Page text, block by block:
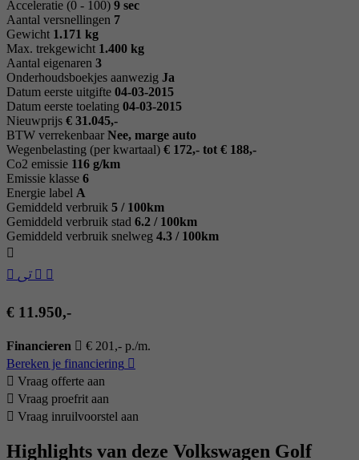
Acceleratie (0 - 100) 9 sec
Aantal versnellingen 7
Gewicht 1.171 kg
Max. trekgewicht 1.400 kg
Aantal eigenaren 3
Onderhoudsboekjes aanwezig Ja
Datum eerste uitgifte 04-03-2015
Datum eerste toelating 04-03-2015
Nieuwprijs € 31.045,-
BTW verrekenbaar Nee, marge auto
Wegenbelasting (per kwartaal) € 172,- tot € 188,-
Co2 emissie 116 g/km
Emissie klasse 6
Energie label A
Gemiddeld verbruik 5 / 100km
Gemiddeld verbruik stad 6.2 / 100km
Gemiddeld verbruik snelweg 4.3 / 100km
€ 11.950,-
Financieren
€ 201,- p./m.
Bereken je financiering
Vraag offerte aan
Vraag proefrit aan
Vraag inruilvoorstel aan
Highlights van deze Volkswagen Golf